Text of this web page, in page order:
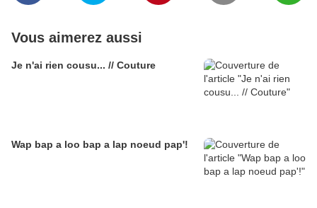
Vous aimerez aussi
Je n'ai rien cousu... // Couture
Wap bap a loo bap a lap noeud pap'!